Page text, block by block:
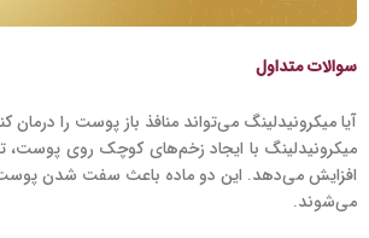
سوالات متداول
آیا میکرونیدلینگ می‌تواند منافذ باز پوست را درمان
میکرونیدلینگ با ایجاد زخم‌های کوچک روی پوست،
افزایش می‌دهد. این دو ماده باعث سفت شدن
می‌شوند.